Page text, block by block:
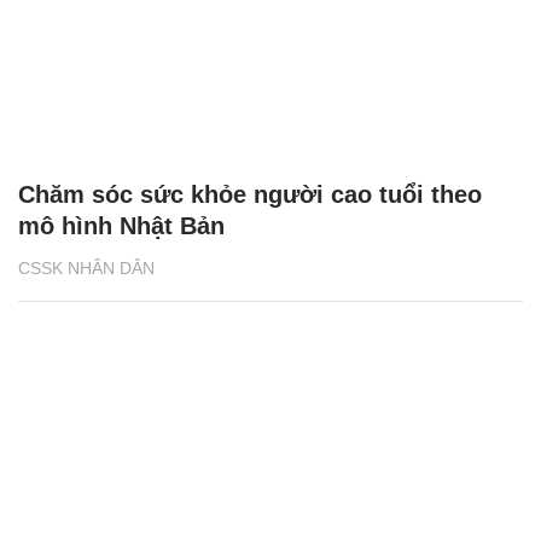
CSSK NHÂN DÂN
Chăm sóc sức khỏe người cao tuổi theo
mô hình Nhật Bản